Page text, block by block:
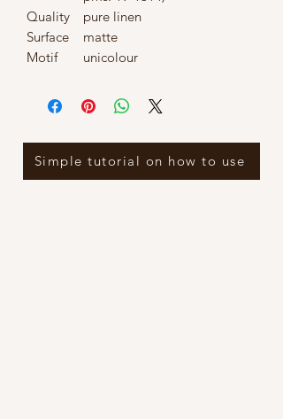
Quality
pure linen
Surface
matte
Motif
unicolour
Simple tutorial on how to use